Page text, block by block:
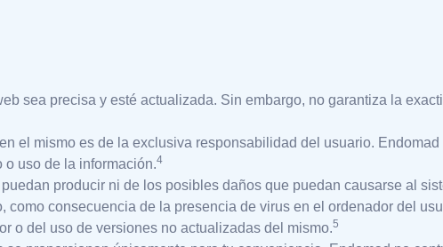
sea precisa y esté actualizada. Sin embargo, no garantiza la
el mismo es de la exclusiva responsabilidad del usuario.
uso de la información.4
producir ni de los posibles daños que puedan causarse al
consecuencia de la presencia de virus en el ordenador del
o del uso de versiones no actualizadas del mismo.5